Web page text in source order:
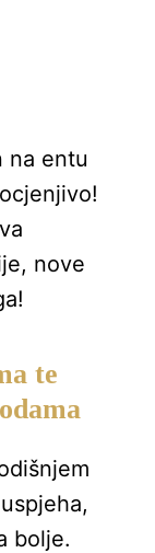
na entu
nove
te
bolje.